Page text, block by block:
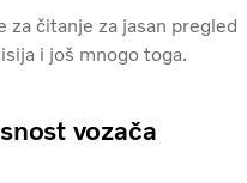
čitanje za jasan pregled
i još mnogo toga.
vozača